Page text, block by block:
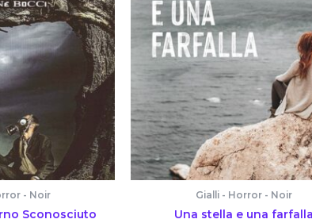
- Noir
Sconosciuto
Gialli - Horror - Noir
Una stella e una farfalla